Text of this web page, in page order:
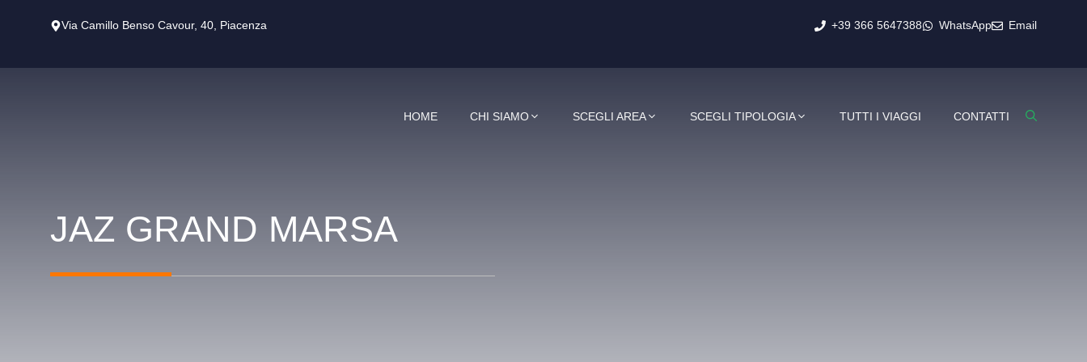
Via Camillo Benso Cavour, 40, Piacenza +39 366 5647388 WhatsApp Email
HOME CHI SIAMO SCEGLI AREA SCEGLI TIPOLOGIA TUTTI I VIAGGI CONTATTI
JAZ GRAND MARSA